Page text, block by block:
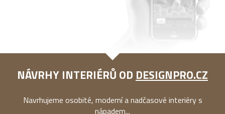
NÁVRHY INTERIÉRŮ OD DESIGNPRO.CZ
Navrhujeme osobité, moderní a nadčasové interiéry s
nápadem...